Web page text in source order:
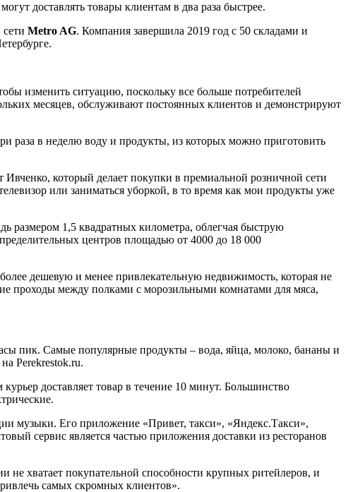
доставлять товары клиентам в два раза быстрее.
Metro AG. Компания завершила 2019 год с 50 складами и
изменить ситуацию, поскольку все больше потребителей
месяцев, обслуживают постоянных клиентов и демонстрируют
раза в неделю воду и продукты, из которых можно приготовить
который делает покупки в премиальной розничной сети
или заниматься уборкой, в то время как мои продукты уже
размером 1,5 квадратных километра, облегчая быструю
центров площадью от 4000 до 18 000
дешевую и менее привлекательную недвижимость, которая не
проходы между полками с морозильными комнатами для мяса,
пик. Самые популярные продукты – вода, яйца, молоко, бананы и
Perekrestok.ru.
доставляет товар в течение 10 минут. Большинство
музыки. Его приложение «Привет, такси», «Яндекс.Такси»,
сервис является частью приложения доставки из ресторанов
не хватает покупательной способности крупных ритейлеров, и
самых скромных клиентов».